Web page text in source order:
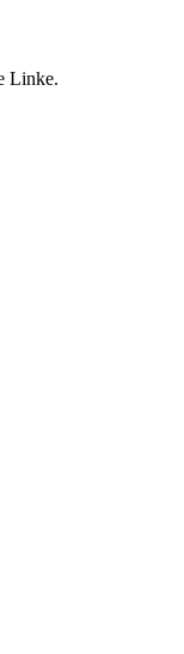
Linke.